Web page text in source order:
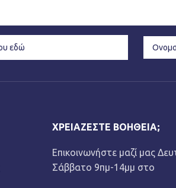
ΧΡΕΙΆΖΕΣΤΕ ΒΟΉΘΕΙΑ;
Επικοινωνήστε μαζί μας
Σάββατο 9πμ-14μμ στο